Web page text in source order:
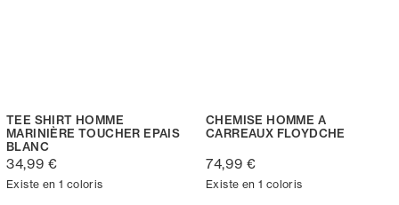
TEE SHIRT HOMME
MARINIÈRE TOUCHER EPAIS
BLANC
34,99 €
Existe en 1 coloris
CHEMISE HOMME A
CARREAUX FLOYDCHE
74,99 €
Existe en 1 coloris